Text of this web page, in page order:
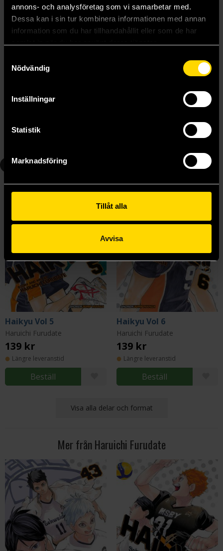
annons- och analysföretag som vi samarbetar med.
Dessa kan i sin tur kombinera informationen med annan
information som du har tillhandahållit eller som de har
Nödvändig
Inställningar
Statistik
Marknadsföring
Tillåt alla
Avvisa
Haruichi Furudate
Haikyu Vol 5
Haruichi Furudate
139 kr
Längre leveranstid
Beställ
Haikyu Vol 6
Haruichi Furudate
139 kr
Längre leveranstid
Beställ
Visa alla delar och format
Mer från Haruichi Furudate